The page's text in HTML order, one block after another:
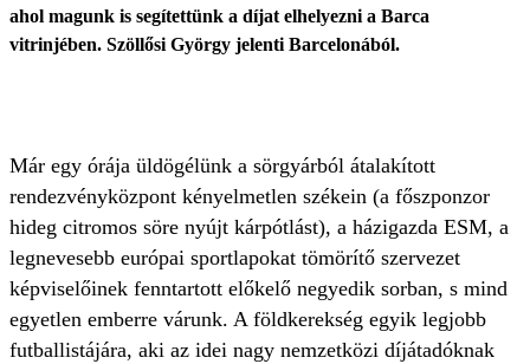
ahol magunk is segítettünk a díjat elhelyezni a Barca
vitrinjében. Szöllősi György jelenti Barcelonából.
Már egy órája üldögélünk a sörgyárból átalakított
rendezvényközpont kényelmetlen székein (a főszponzor
hideg citromos söre nyújt kárpótlást), a házigazda ESM, a
legnevesebb európai sportlapokat tömörítő szervezet
képviselőinek fenntartott előkelő negyedik sorban, s mind
egyetlen emberre várunk. A földkerekség egyik legjobb
futballistájára, aki az idei nagy nemzetközi díjátadóknak